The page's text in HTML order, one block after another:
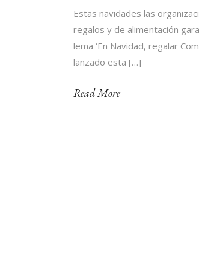
Estas navidades las
regalos y de alimentación
lema ‘En Navidad, regalar
lanzado esta […]
Read More